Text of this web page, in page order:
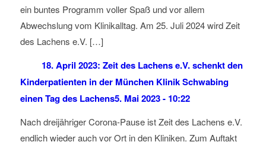
ein buntes Programm voller Spaß und vor allem
Abwechslung vom Klinikalltag. Am 25. Juli 2024 wird Zeit
des Lachens e.V. […]
18. April 2023: Zeit des Lachens e.V. schenkt den
Kinderpatienten in der München Klinik Schwabing
einen Tag des Lachens5. Mai 2023 - 10:22
Nach dreijähriger Corona-Pause ist Zeit des Lachens e.V.
endlich wieder auch vor Ort in den Kliniken. Zum Auftakt